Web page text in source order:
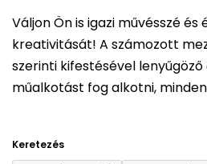
Váljon Ön is igazi művésszé és
kreativitását! A számozott
szerinti kifestésével
műalkotást fog alkotni,
Keretezés
ből
0,0
csillag.